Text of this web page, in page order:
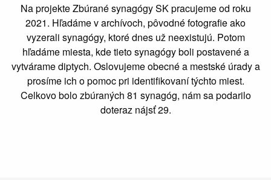
Na projekte Zbúrané synagógy SK pracujeme od roku
2021. Hľadáme v archívoch, pôvodné fotografie ako
vyzerali synagógy, ktoré dnes už neexistujú. Potom
hľadáme miesta, kde tieto synagógy boli postavené a
vytvárame diptych. Oslovujeme obecné a mestské úrady a
prosíme ich o pomoc pri identifikovaní týchto miest.
Celkovo bolo zbúraných 81 synagóg, nám sa podarilo
doteraz nájsť 29.